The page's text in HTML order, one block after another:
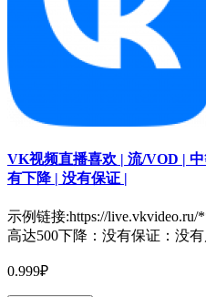
VK视频直播喜欢 | 流/VOD |
有下降 | 没有保证 |
示例链接:https://
高达500下降：没有保证：没
0.999₽